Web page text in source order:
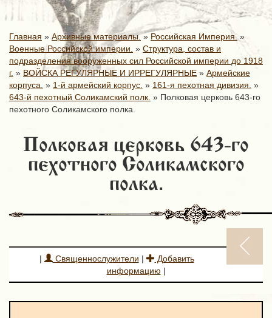
Главная » Архивные материалы.» Российская Империя. »
Военные Российской империи. » Структура, состав и
подразделения вооруженных сил Российской империи до 1918
г. » ВОЙСКА РЕГУЛЯРНЫЕ И ИРРЕГУЛЯРНЫЕ » Армейские
корпуса. » 1-й армейский корпус. » 161-я пехотная дивизия. »
643-й пехотный Соликамский полк. » Полковая церковь 643-го
пехотного Соликамского полка.
Полковая церковь 643-го
пехотного Соликамского
полка.
| Священнослужители |
Добавить
информацию |